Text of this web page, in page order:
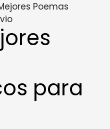
Poemas
para